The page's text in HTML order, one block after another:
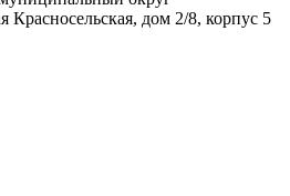
Красносельская, дом 2/8, корпус 5